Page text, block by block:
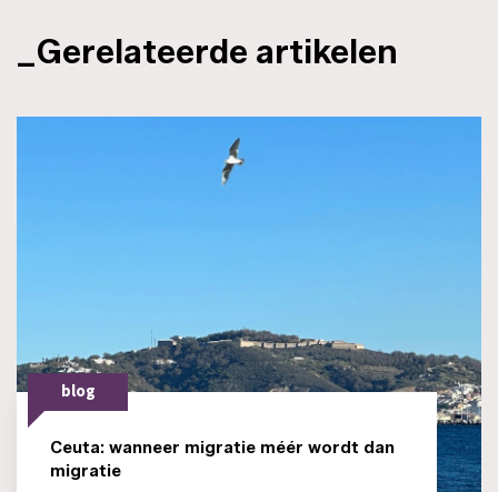
_Gerelateerde artikelen
blog
Ceuta: wanneer migratie méér wordt dan
migratie